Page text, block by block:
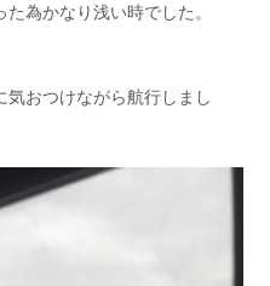
為かなり浅い時でした。
おつけながら航行しまし